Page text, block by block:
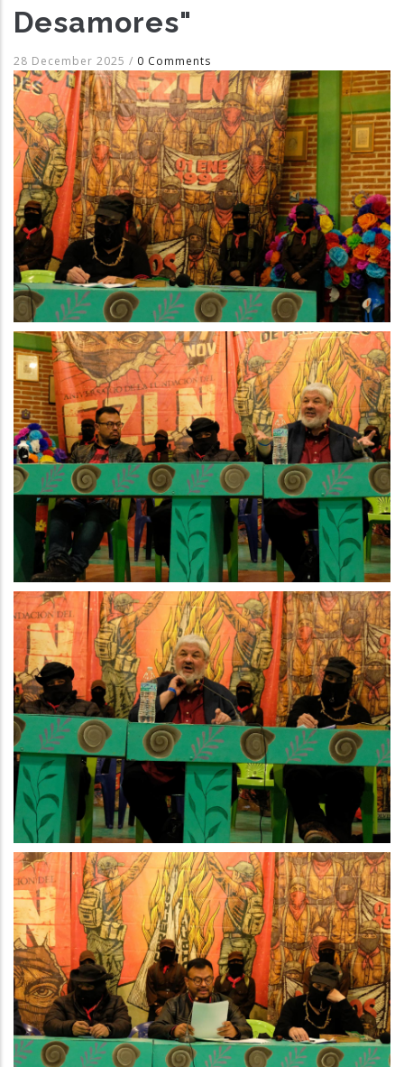
Desamores"
28 December 2025 / 0 Comments